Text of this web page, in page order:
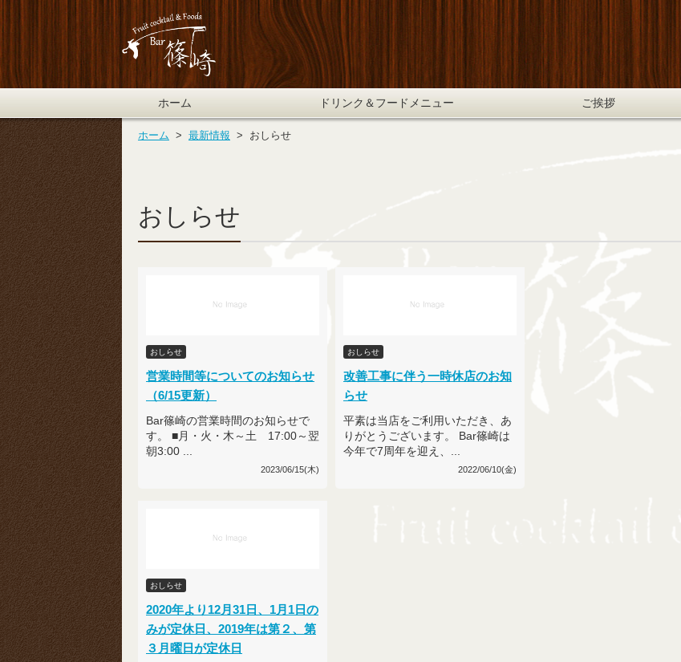
ホーム ドリンク＆フードメニュー ご挨拶
ホーム > 最新情報 > おしらせ
おしらせ
おしらせ
営業時間等についてのお知らせ
（6/15更新）
Bar篠崎の営業時間のお知らせで
す。 ■月・火・木～土 17:00～翌
朝3:00 ...
2023/06/15(木)
おしらせ
改善工事に伴う一時休店のお知
らせ
平素は当店をご利用いただき、あ
りがとうございます。 Bar篠崎は
今年で7周年を迎え、...
2022/06/10(金)
おしらせ
2020年より12月31日、1月1日の
みが定休日、2019年は第２、第
３月曜日が定休日